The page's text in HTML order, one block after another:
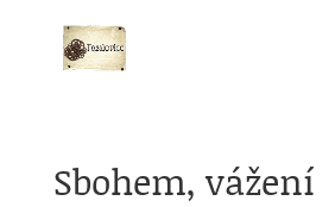
Sbohem, vážení